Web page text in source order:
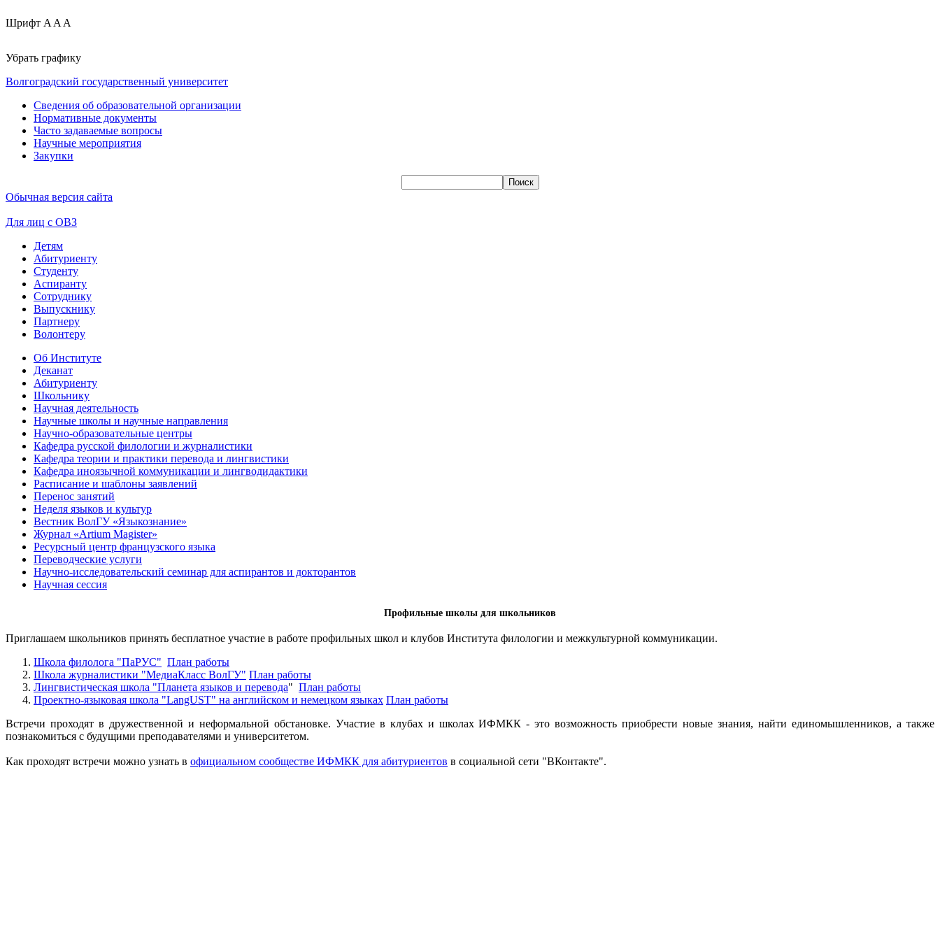
Шрифт A A A
Убрать графику
Волгоградский государственный университет
Сведения об образовательной организации
Нормативные документы
Часто задаваемые вопросы
Научные мероприятия
Закупки
Обычная версия сайта
Для лиц с ОВЗ
Детям
Абитуриенту
Студенту
Аспиранту
Сотруднику
Выпускнику
Партнеру
Волонтеру
Об Институте
Деканат
Абитуриенту
Школьнику
Научная деятельность
Научные школы и научные направления
Научно-образовательные центры
Кафедра русской филологии и журналистики
Кафедра теории и практики перевода и лингвистики
Кафедра иноязычной коммуникации и лингводидактики
Расписание и шаблоны заявлений
Перенос занятий
Неделя языков и культур
Вестник ВолГУ «Языкознание»
Журнал «Artium Magister»
Ресурсный центр французского языка
Переводческие услуги
Научно-исследовательский семинар для аспирантов и докторантов
Научная сессия
Профильные школы для школьников
Приглашаем школьников принять бесплатное участие в работе профильных школ и клубов Института филологии и межкультурной коммуникации.
Школа филолога "ПаРУС" План работы
Школа журналистики "МедиаКласс ВолГУ" План работы
Лингвистическая школа "Планета языков и перевода" План работы
Проектно-языковая школа "LangUST" на английском и немецком языках План работы
Встречи проходят в дружественной и неформальной обстановке. Участие в клубах и школах ИФМКК - это возможность приобрести новые знания, найти единомышленников, а также
познакомиться с будущими преподавателями и университетом.
Как проходят встречи можно узнать в официальном сообществе ИФМКК для абитуриентов в социальной сети "ВКонтакте".